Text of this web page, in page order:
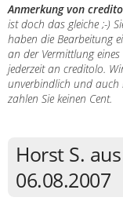
Anmerkung von
ist doch das gleiche ;-)
haben die Bearbeitung
an der Vermittlung
jederzeit an creditolo.
unverbindlich und auch
zahlen Sie keinen Cent.
Horst S.
06.08.2007